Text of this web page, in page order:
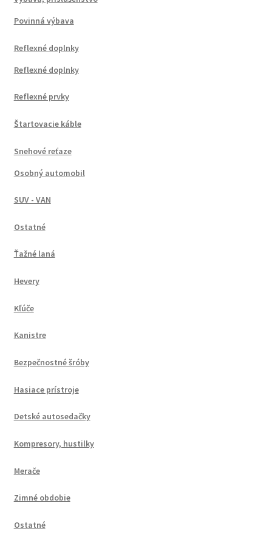
Povinná výbava
Reflexné doplnky
Reflexné doplnky
Reflexné prvky
Štartovacie káble
Snehové reťaze
Osobný automobil
SUV - VAN
Ostatné
Ťažné laná
Hevery
Kľúče
Kanistre
Bezpečnostné šróby
Hasiace prístroje
Detské autosedačky
Kompresory, hustilky
Merače
Zimné obdobie
Ostatné